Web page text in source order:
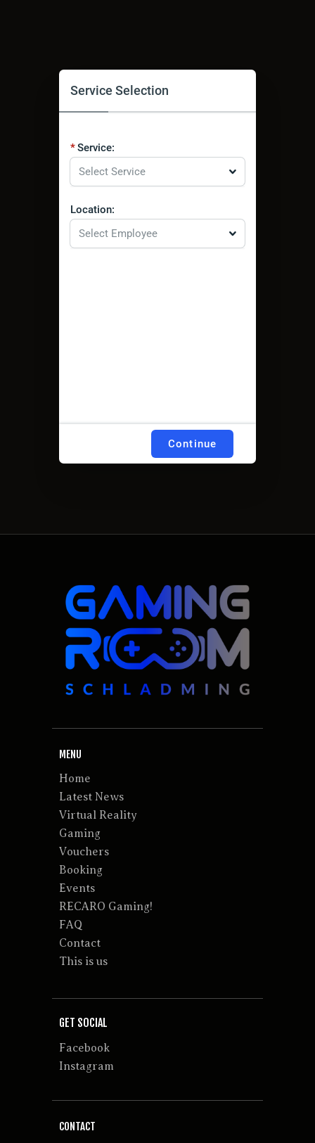
Service Selection
Service:
Select Service
Location:
Select Employee
Continue
MENU
Home
Latest News
Virtual Reality
Gaming
Vouchers
Booking
Events
RECARO Gaming!
FAQ
Contact
This is us
GET SOCIAL
Facebook
Instagram
CONTACT